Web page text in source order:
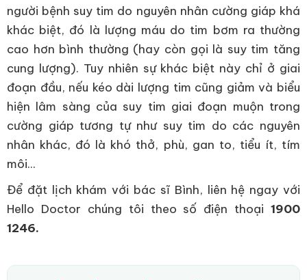
người bệnh suy tim do nguyên nhân cường giáp khá
khác biệt, đó là lượng máu do tim bơm ra thường
cao hơn bình thường (hay còn gọi là suy tim tăng
cung lượng). Tuy nhiên sự khác biệt này chỉ ở giai
đoạn đầu, nếu kéo dài lượng tim cũng giảm và biểu
hiện lâm sàng của suy tim giai đoạn muộn trong
cường giáp tương tự như suy tim do các nguyên
nhân khác, đó là khó thở, phù, gan to, tiểu ít, tím
môi...
Để đặt lịch khám với bác sĩ Bình, liên hệ ngay với
Hello Doctor chúng tôi theo số điện thoại 1900
1246.